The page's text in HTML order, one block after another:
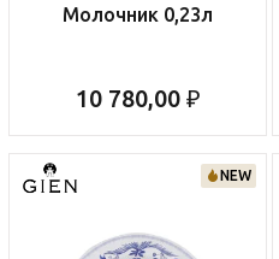
Молочник 0,23л
10 780,00 ₽
NEW